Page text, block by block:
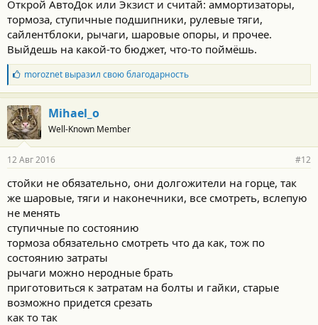
Открой АвтоДок или Экзист и считай: аммортизаторы,
тормоза, ступичные подшипники, рулевые тяги,
сайлентблоки, рычаги, шаровые опоры, и прочее.
Выйдешь на какой-то бюджет, что-то поймёшь.
Б
л
а
г
о
д
а
н
с
т
и
moroznetвыразил свою благодарность
Mihael_o
Well-Known Member
12 Авг 2016 #12
стойки не обязательно, они долгожители на горце, так
же шаровые, тяги и наконечники, все смотреть, вслепую
не менять
ступичные по состоянию
тормоза обязательно смотреть что да как, тож по
состоянию затраты
рычаги можно неродные брать
приготовиться к затратам на болты и гайки, старые
возможно придется срезать
как то так